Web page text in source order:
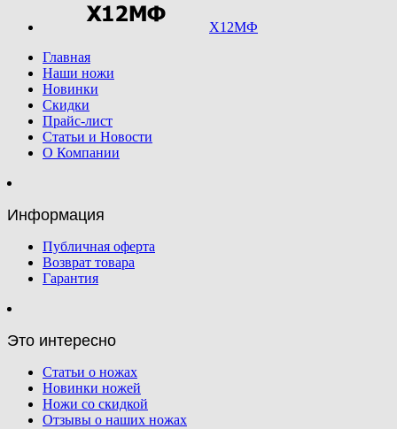
Х12МФ
Главная
Наши ножи
Новинки
Скидки
Прайс-лист
Статьи и Новости
О Компании
Информация
Публичная оферта
Возврат товара
Гарантия
Это интересно
Статьи о ножах
Новинки ножей
Ножи со скидкой
Отзывы о наших ножах